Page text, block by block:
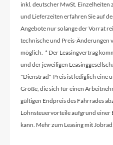
inkl. deutscher MwSt. Einzelheiten
und Lieferzeiten erfahren Sie auf
Angebote nur solange der Vorrat
technische und Preis-Änderungen
möglich. * Der Leasingvertrag
und der jeweiligen
"Dienstrad"-Preis ist lediglich eine
Größe, die sich für einen
gültigen Endpreis des Fahrrades
Lohnsteuervorteile aufgrund
kann. Mehr zum Leasing mit